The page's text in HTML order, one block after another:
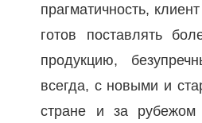
прагматичность,
готов поставлять
продукцию,
всегда, с новыми и
стране и за рубежом